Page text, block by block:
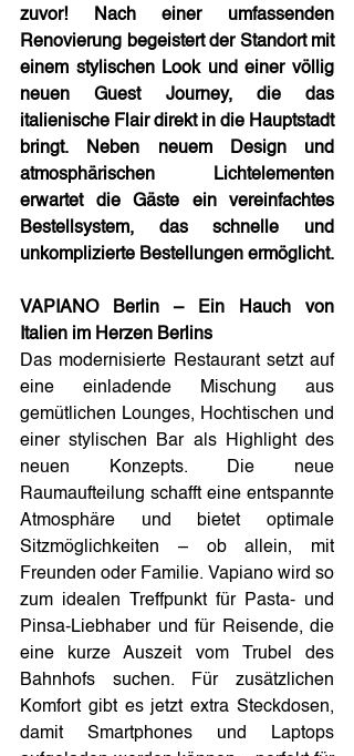
zuvor! Nach einer umfassenden
Renovierung begeistert der Standort mit
einem stylischen Look und einer völlig
neuen Guest Journey, die das
italienische Flair direkt in die Hauptstadt
bringt. Neben neuem Design und
atmosphärischen Lichtelementen
erwartet die Gäste ein vereinfachtes
Bestellsystem, das schnelle und
unkomplizierte Bestellungen ermöglicht.
VAPIANO Berlin – Ein Hauch von
Italien im Herzen Berlins
Das modernisierte Restaurant setzt auf
eine einladende Mischung aus
gemütlichen Lounges, Hochtischen und
einer stylischen Bar als Highlight des
neuen Konzepts. Die neue
Raumaufteilung schafft eine entspannte
Atmosphäre und bietet optimale
Sitzmöglichkeiten – ob allein, mit
Freunden oder Familie. Vapiano wird so
zum idealen Treffpunkt für Pasta- und
Pinsa-Liebhaber und für Reisende, die
eine kurze Auszeit vom Trubel des
Bahnhofs suchen. Für zusätzlichen
Komfort gibt es jetzt extra Steckdosen,
damit Smartphones und Laptops